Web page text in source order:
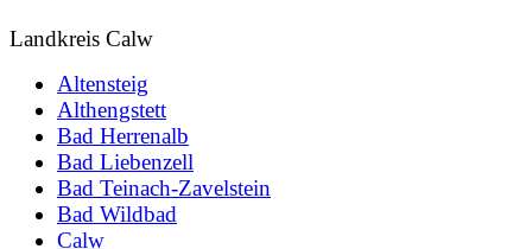
Landkreis Calw
Altensteig
Althengstett
Bad Herrenalb
Bad Liebenzell
Bad Teinach-Zavelstein
Bad Wildbad
Calw